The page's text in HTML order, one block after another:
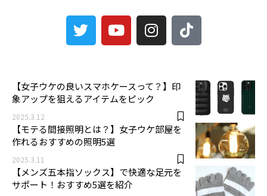
【女子ウケの良いスマホケースって？】印
象アップを狙えるアイテムをピック
2025.3.12
【モテる間接照明とは？】女子ウケ部屋を
作れるおすすめの照明5選
2025.3.11
【メンズ五本指ソックス】で快適な足元を
サポート！おすすめ5選を紹介